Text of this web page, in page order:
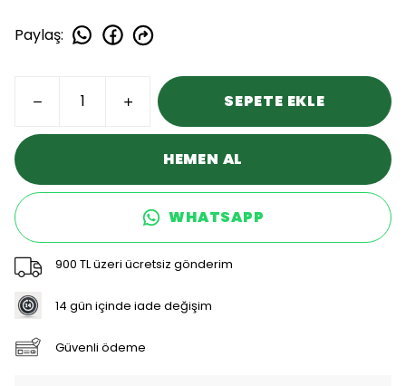
Paylaş:
SEPETE EKLE
HEMEN AL
WHATSAPP
900 TL üzeri ücretsiz gönderim
14 gün içinde iade değişim
Güvenli ödeme